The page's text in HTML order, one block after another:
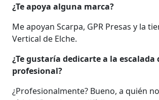
¿Te apoya alguna marca?
Me apoyan Scarpa, GPR Presas y la
Vertical de Elche.
¿Te gustaría dedicarte a la escalada
profesional?
¿Profesionalmente? Bueno, a quién